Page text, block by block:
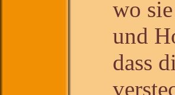
wo
und
dass